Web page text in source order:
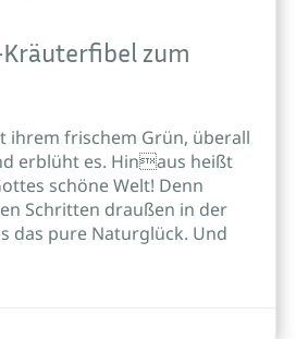
Kräuterfibel zum
ihrem frischem Grün, überall
erblüht es. Hinaus heißt
schöne Welt! Denn
Schritten draußen in der
das pure Naturglück. Und